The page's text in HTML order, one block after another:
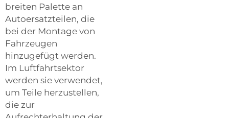
breiten Palette an
Autoersatzteilen, die
bei der Montage von
Fahrzeugen
hinzugefügt werden.
Im Luftfahrtsektor
werden sie verwendet,
um Teile herzustellen,
die zur